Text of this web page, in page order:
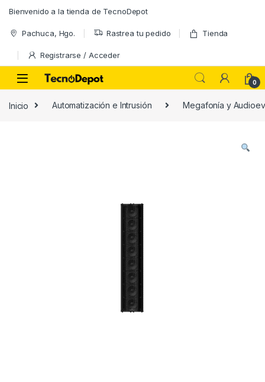
Bienvenido a la tienda de TecnoDepot
Pachuca, Hgo. Rastrea tu pedido Tienda
Registrarse / Acceder
0
Inicio Automatización e Intrusión Megafonía y